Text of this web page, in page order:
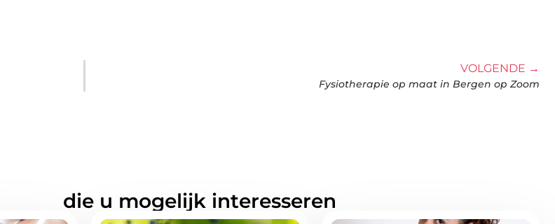
VOLGENDE →
Fysiotherapie op maat in Bergen op Zoom
die u mogelijk interesseren